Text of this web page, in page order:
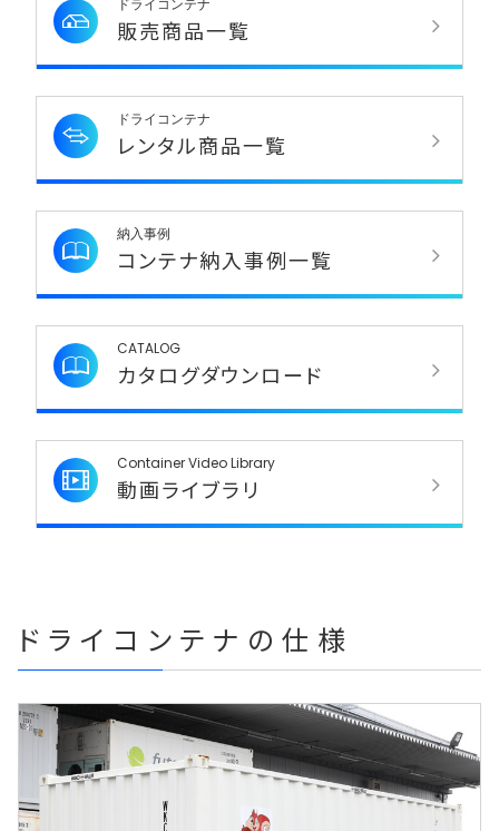
ドライコンテナ
販売商品一覧
ドライコンテナ
レンタル商品一覧
納入事例
コンテナ納入事例一覧
CATALOG
カタログダウンロード
Container Video Library
動画ライブラリ
ドライコンテナの仕様